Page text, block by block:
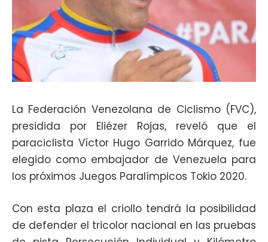
La Federación Venezolana de Ciclismo (FVC),
presidida por Eliézer Rojas, reveló que el
paraciclista Víctor Hugo Garrido Márquez, fue
elegido como embajador de Venezuela para
los próximos Juegos Paralímpicos Tokio 2020.
Con esta plaza el criollo tendrá la posibilidad
de defender el tricolor nacional en las pruebas